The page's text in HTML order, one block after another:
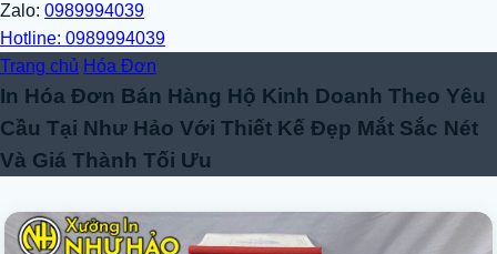
Zalo: 0989994039
Hotline: 0989994039
Trang chủ Hóa Đơn
In Hóa Đơn Bán Hàng Hộ Kinh Doanh Theo Yêu
Cầu Tại Như Hảo Với Thiết Kế Đẹp Mắt Sắc Nét
Và Giá Thành Tối Ưu